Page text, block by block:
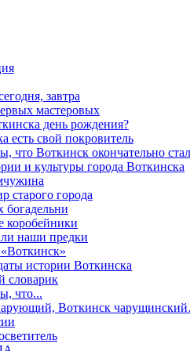
завтра
мастеровых
день рождения?
есть свой покровитель
что Воткинск окончательно
и культуры города Воткинска
старого города
богадельни
коробейники
наши предки
истории Воткинска
словарик
что...
Воткинск